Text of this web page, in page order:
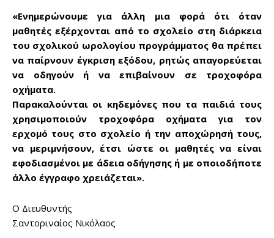
Don't miss
out!
Sing up for our newsletter
to stay in the loop.
SUBSCRIBE
«Ενημερώνουμε για άλλη μια φορά ότι όταν
μαθητές εξέρχονται από το σχολείο στη διάρκεια
του σχολικού ωρολογίου προγράμματος θα πρέπει
να παίρνουν έγκριση εξόδου, ρητώς απαγορεύεται
να οδηγούν ή να επιβαίνουν σε τροχοφόρα
οχήματα.
Παρακαλούνται οι κηδεμόνες που τα παιδιά τους
χρησιμοποιούν τροχοφόρα οχήματα για τον
ερχομό τους στο σχολείο ή την αποχώρησή τους,
να μεριμνήσουν, έτσι ώστε οι μαθητές να είναι
εφοδιασμένοι με άδεια οδήγησης ή με οποιοδήποτε
άλλο έγγραφο χρειάζεται».
Ο Διευθυντής
Σαντοριναίος Νικόλαος